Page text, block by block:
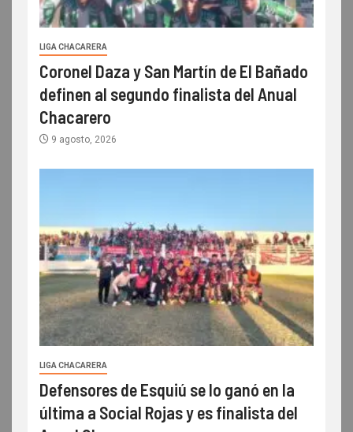
LIGA CHACARERA
Coronel Daza y San Martín de El Bañado
definen al segundo finalista del Anual
Chacarero
9 agosto, 2026
LIGA CHACARERA
Defensores de Esquiú se lo ganó en la
última a Social Rojas y es finalista del